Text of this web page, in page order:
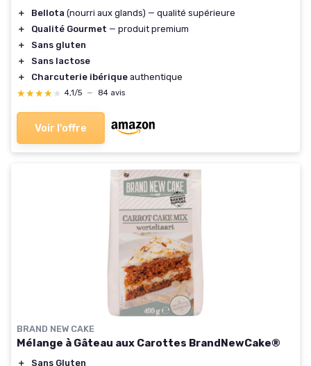
＋ Bellota (nourri aux glands) — qualité supérieure
＋
Qualité Gourmet — produit premium
＋
Sans gluten
＋
Sans lactose
＋
Charcuterie ibérique authentique
★★★★★
★★★★★ 4,1/5 — 84 avis
Voir l'offre
BRAND NEW CAKE
Mélange à Gâteau aux Carottes BrandNewCake®
＋ Sans Gluten